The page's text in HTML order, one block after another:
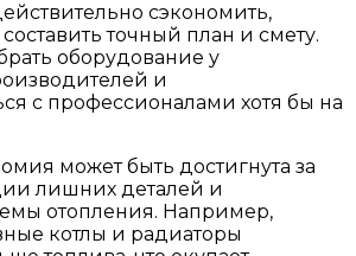
сэкономить,
точный план и смету.
оборудование у
и
с профессионалами хотя бы на
может быть достигнута за
лишних деталей и
отопления. Например,
котлы и радиаторы